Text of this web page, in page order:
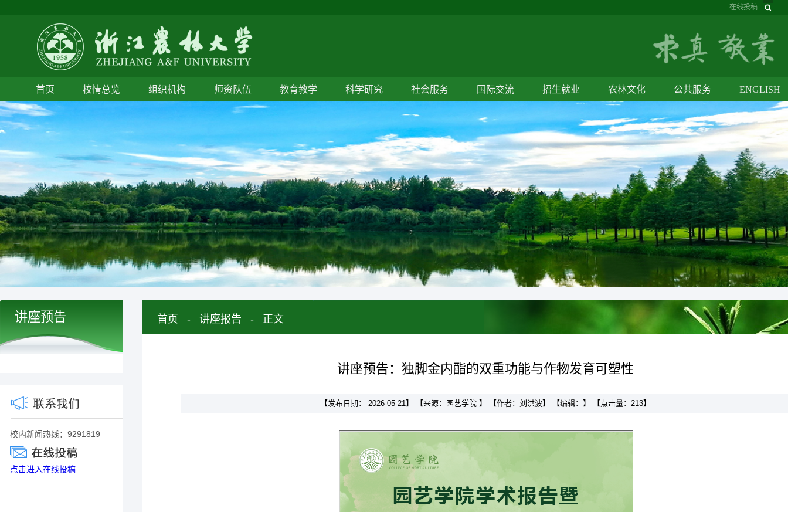
在线投稿
首页 校情总览 组织机构 师资队伍 教育教学 科学研究 社会服务 国际交流 招生就业 农林文化 公共服务 ENGLISH
讲座预告
校内新闻热线：9291819
点击进入在线投稿
首页 - 讲座报告 - 正文
讲座预告：独脚金内酯的双重功能与作物发育可塑性
【发布日期： 2026-05-21】 【来源：园艺学院 】 【作者：刘洪波】 【编辑：】 【点击量： 213】